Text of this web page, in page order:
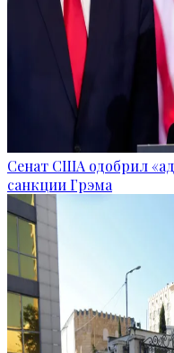
Сенат США одобрил
санкции Грэма